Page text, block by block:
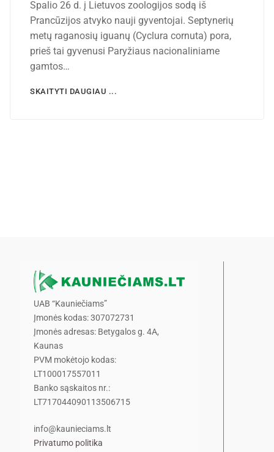
Spalio 26 d. į Lietuvos zoologijos sodą iš
Prancūzijos atvyko nauji gyventojai. Septynerių
metų raganosių iguanų (Cyclura cornuta) pora,
prieš tai gyvenusi Paryžiaus nacionaliniame
gamtos…
SKAITYTI DAUGIAU ...
UAB “Kauniečiams”
Įmonės kodas: 307072731
Įmonės adresas: Betygalos g. 4A,
Kaunas
PVM mokėtojo kodas:
LT100017557011
Banko sąskaitos nr.:
LT717044090113506715
info@kaunieciams.lt
Privatumo politika